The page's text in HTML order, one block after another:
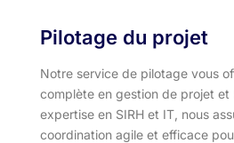
Pilotage du projet
Notre service de pilotage vous
complète en gestion de projet et
expertise en SIRH et IT, nous
coordination agile et efficace